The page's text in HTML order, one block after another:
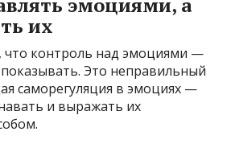
их
что контроль над эмоциями —
Это неправильный
саморегуляция в эмоциях —
и выражать их